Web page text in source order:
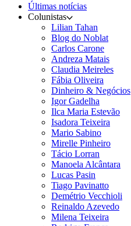
Últimas notícias
Colunistas
Lilian Tahan
Blog do Noblat
Carlos Carone
Andreza Matais
Claudia Meireles
Fábia Oliveira
Dinheiro & Negócios
Igor Gadelha
Ilca Maria Estevão
Isadora Teixeira
Mario Sabino
Mirelle Pinheiro
Tácio Lorran
Manoela Alcântara
Lucas Pasin
Tiago Pavinatto
Demétrio Vecchioli
Reinaldo Azevedo
Milena Teixeira